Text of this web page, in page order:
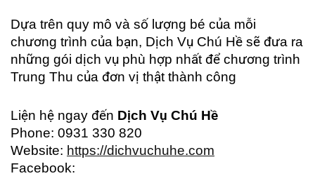
Dựa trên quy mô và số lượng bé của mỗi
chương trình của bạn, Dịch Vụ Chú Hề sẽ đưa ra
những gói dịch vụ phù hợp nhất để chương trình
Trung Thu của đơn vị thật thành công
Liện hệ ngay đến Dịch Vụ Chú Hề
Phone: 0931 330 820
Website: https://dichvuchuhe.com
Facebook: